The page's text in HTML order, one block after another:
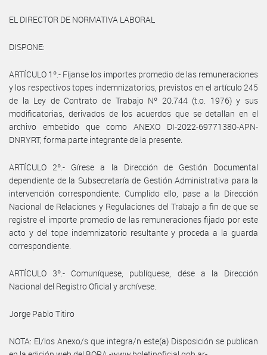
EL DIRECTOR DE NORMATIVA LABORAL
DISPONE:
ARTÍCULO 1º.- Fíjanse los importes promedio de las remuneraciones
y los respectivos topes indemnizatorios, previstos en el artículo 245
de la Ley de Contrato de Trabajo Nº 20.744 (t.o. 1976) y sus
modificatorias, derivados de los acuerdos que se detallan en el
archivo embebido que como ANEXO DI-2022-69771380-APN-
DNRYRT, forma parte integrante de la presente.
ARTÍCULO 2º.- Gírese a la Dirección de Gestión Documental
dependiente de la Subsecretaría de Gestión Administrativa para la
intervención correspondiente. Cumplido ello, pase a la Dirección
Nacional de Relaciones y Regulaciones del Trabajo a fin de que se
registre el importe promedio de las remuneraciones fijado por este
acto y del tope indemnizatorio resultante y proceda a la guarda
correspondiente.
ARTÍCULO 3º.- Comuníquese, publíquese, dése a la Dirección
Nacional del Registro Oficial y archívese.
Jorge Pablo Titiro
NOTA: El/los Anexo/s que integra/n este(a) Disposición se publican